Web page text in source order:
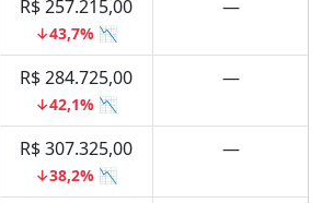
R$ 257.215,00
↓43,7% 📉
—
R$ 284.725,00
↓42,1% 📉
—
R$ 307.325,00
↓38,2% 📉
—